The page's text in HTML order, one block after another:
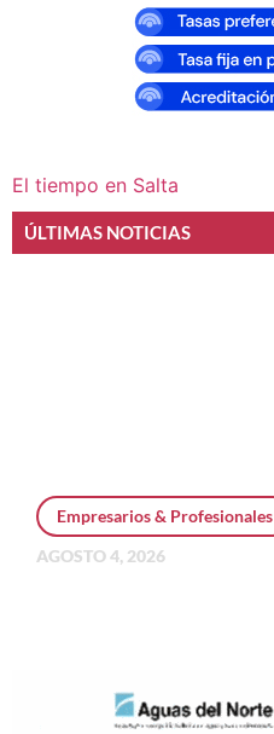
El tiempo en Salta
ÚLTIMAS NOTICIAS
Empresarios & Profesionales
AGOSTO 4, 2026